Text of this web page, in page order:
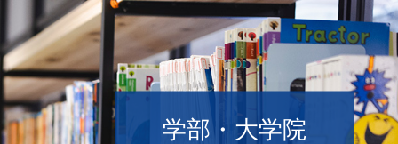
学部・大学院